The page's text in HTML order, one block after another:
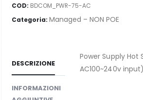
COD: BDCOM_PWR-75-AC
Categoria: Managed – NON POE
DESCRIZIONE
INFORMAZIONI
Power Supply Hot
AC100~240v